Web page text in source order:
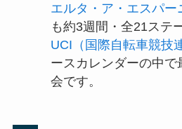
エルタ・ア・エスパー
も約3週間・全21ステ
UCI（国際自転車競技
ースカレンダーの中で
会です。